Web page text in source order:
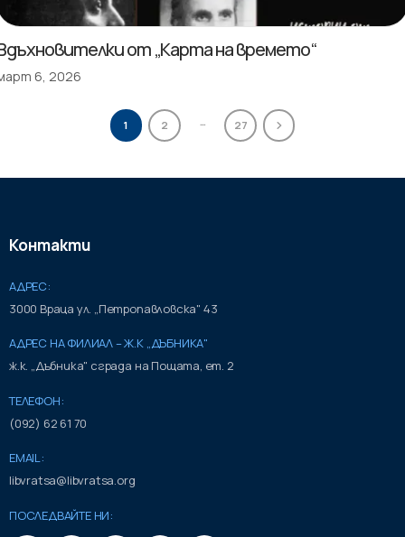
от „Карта на времето“
6, 2026
1 2 … 27
Контакти
АДРЕС:
3000 Враца ул. „Петропавловска" 43
АДРЕС НА ФИЛИАЛ – Ж.К „ДЪБНИКА"
ж.к. „Дъбника" сграда на Пощата, ет. 2
ТЕЛЕФОН:
(092) 62 61 70
EMAIL:
libvratsa@libvratsa.org
ПОСЛЕДВАЙТЕ НИ: